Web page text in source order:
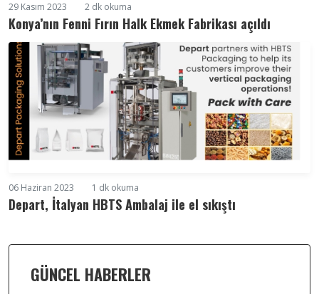
29 Kasım 2023 2 dk okuma
Konya’nın Fenni Fırın Halk Ekmek Fabrikası açıldı
06 Haziran 2023 1 dk okuma
Depart, İtalyan HBTS Ambalaj ile el sıkıştı
GÜNCEL HABERLER